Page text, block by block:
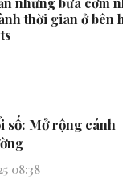
thời gian ở bên
số: Mở rộng cánh
08:38